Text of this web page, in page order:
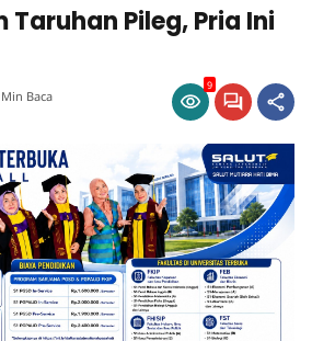
Taruhan Pileg, Pria Ini
Baca
9